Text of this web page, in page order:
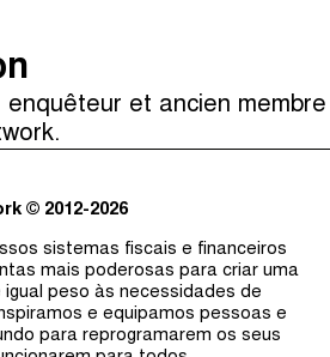
Impositiva
الجباية
Diaries
India Decoded
Anfitriãs e Convidados (0)
et ancien membre
© 2012-2026
sistemas fiscais e financeiros
mais poderosas para criar uma
peso às necessidades de
e equipamos pessoas e
para reprogramarem os seus